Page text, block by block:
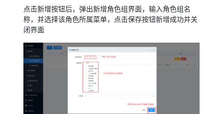
点击新增按钮后，弹出新增角色组界面，输入角色组名
称，并选择该角色所属菜单，点击保存按钮新增成功并关
闭界面